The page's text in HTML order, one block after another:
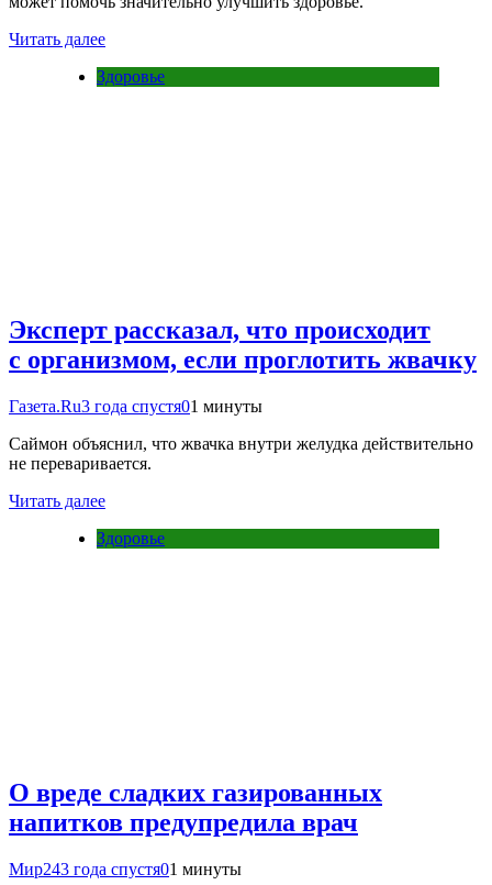
Читать далее
Здоровье
Эксперт рассказал, что происходит
с организмом, если проглотить жвачку
Газета.Ru3 года спустя01 минуты
Саймон объяснил, что жвачка внутри желудка действительно
не переваривается.
Читать далее
Здоровье
О вреде сладких газированных
напитков предупредила врач
Мир243 года спустя01 минуты